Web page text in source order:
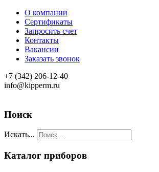
О компании
Сертификаты
Запросить счет
Контакты
Вакансии
Заказать звонок
+7 (342) 206-12-40
info@kipperm.ru
Поиск
Искать...
Каталог приборов